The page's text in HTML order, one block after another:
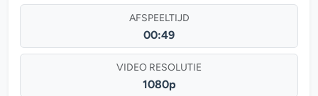
AFSPEELTIJD
00:49
VIDEO RESOLUTIE
1080p